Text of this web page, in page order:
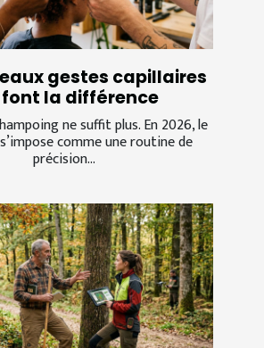
gestes capillaires
la différence
ne suffit plus. En 2026, le
comme une routine de
précision...